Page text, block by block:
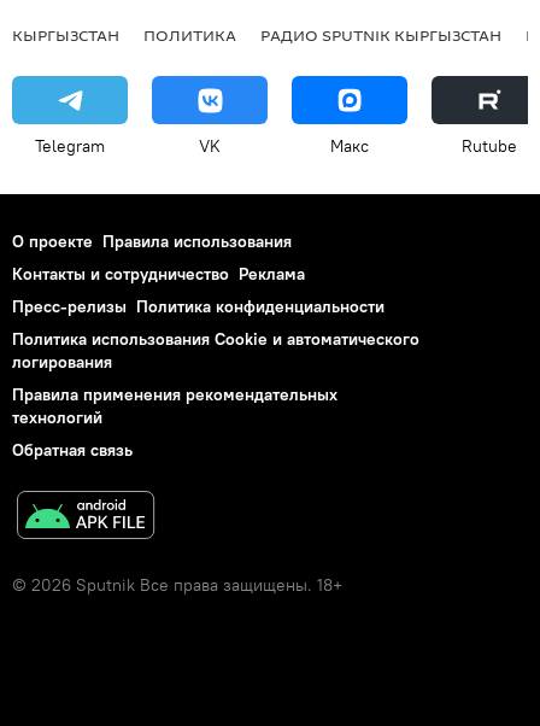
КЫРГЫЗСТАН ПОЛИТИКА РАДИО SPUTNIK КЫРГЫЗСТАН
Telegram VK Макс Rutube
О проекте Правила использования
Контакты и сотрудничество Реклама
Пресс-релизы Политика конфиденциальности
Политика использования Cookie и автоматического
логирования
Правила применения рекомендательных
технологий
Обратная связь
© 2026 Sputnik Все права защищены. 18+